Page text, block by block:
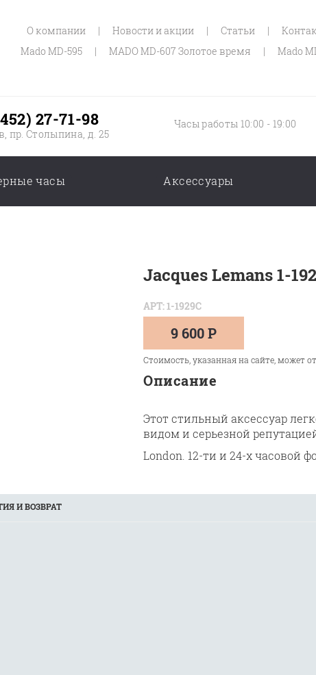
О компании | Новости и акции | Статьи |
Mado MD-595
| MADO MD-607 Золотое время | Mado
27-71-98
пр. Столыпина, д. 25
Часы работы 10:00 - 19:00
часы Аксессуары
Jacques Lemans 1-
АРТ: 1-1929C
9 600 Р
Стоимость, указанная на сайте, может
Описание
Этот стильный аксессуар
видом и серьезной
London.12-ти и 24-х часовой
И ВОЗВРАТ